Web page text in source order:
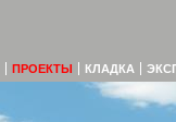
ПРОЕКТЫ КЛАДКА